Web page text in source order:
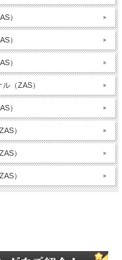
）
）
）
（ZAS）
）
）
）
）